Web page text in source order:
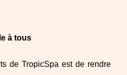
à tous
de TropicSpa est de rendre